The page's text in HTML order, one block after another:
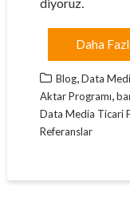
Daha
Blog,Data
Aktar Programı,
Data Media Ticari
Referanslar